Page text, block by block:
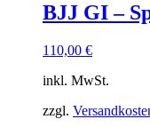
BJJ GI –
110,00 €
inkl. MwSt.
zzgl.